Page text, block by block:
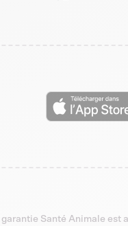
Santé Animale est